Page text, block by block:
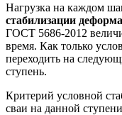
Нагрузка на каждом
стабилизации
ГОСТ 5686-2012
время. Как только
переходить на
ступень.
Критерий условной
сваи на данной